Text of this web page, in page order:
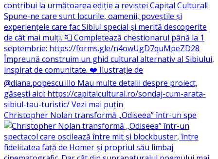
Christopher Nolan transformă „Odiseea” într-un spe